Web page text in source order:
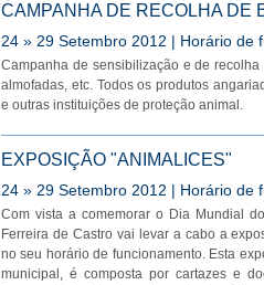
CAMPANHA DE RECOLHA DE
24 » 29 Setembro 2012 | Horário de
Campanha de sensibilização e de
almofadas, etc. Todos os produtos
e outras instituições de proteção animal.
EXPOSIÇÃO "ANIMALICES"
24 » 29 Setembro 2012 | Horário de
Com vista a comemorar o Dia Mundial
Ferreira de Castro vai levar a cabo a
no seu horário de funcionamento. Esta
municipal, é composta por cartazes e